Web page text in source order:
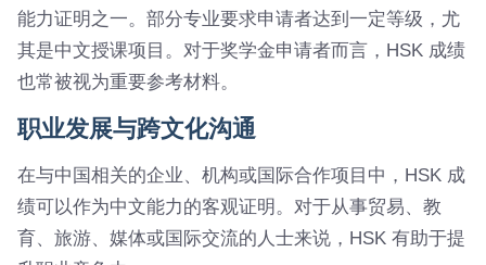
能力证明之一。部分专业要求申请者达到一定等级，尤
其是中文授课项目。对于奖学金申请者而言，HSK 成绩
也常被视为重要参考材料。
职业发展与跨文化沟通
在与中国相关的企业、机构或国际合作项目中，HSK 成
绩可以作为中文能力的客观证明。对于从事贸易、教
育、旅游、媒体或国际交流的人士来说，HSK 有助于提